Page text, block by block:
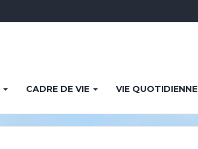
CADRE DE VIE VIE QUOTIDIENNE